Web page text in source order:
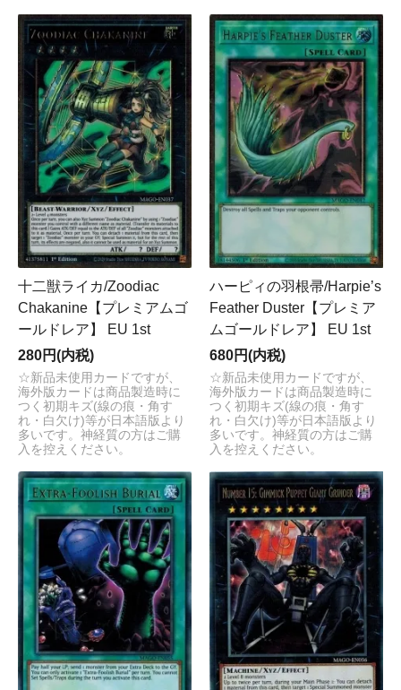
十二獣ライカ/Zoodiac
Chakanine【プレミアムゴ
ールドレア】 EU 1st
280円(内税)
☆新品未使用カードですが、
海外版カードは商品製造時に
つく初期キズ(線の痕・角す
れ・白欠け)等が日本語版より
多いです。神経質の方はご購
入を控えください。
ハーピィの羽根帚/Harpie’s
Feather Duster【プレミア
ムゴールドレア】 EU 1st
680円(内税)
☆新品未使用カードですが、
海外版カードは商品製造時に
つく初期キズ(線の痕・角す
れ・白欠け)等が日本語版より
多いです。神経質の方はご購
入を控えください。